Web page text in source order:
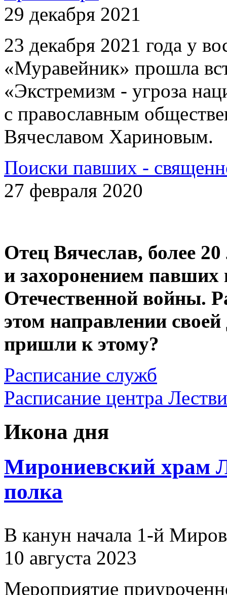
29 декабря 2021
23 декабря 2021 года у
«Муравейник» прошла
«Экстремизм - угроза
с православным
Вячеславом Хариновым.
Поиски павших -
27 февраля 2020
Отец Вячеслав, более
и захоронением павших
Отечественной войны.
этом направлении
пришли к этому?
Расписание служб
Расписание центра
Икона дня
Мирониевский храм
полка
В канун начала 1-й
10 августа 2023
Мероприятие